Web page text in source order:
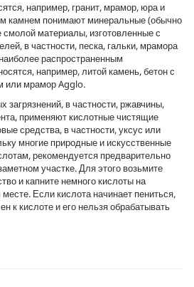
например, гранит, мрамор, юра и
камнем понимают минеральные (обычно
материалы, изготовленные с
в частности, песка, гальки, мрамора
распространенным
например, литой камень, бетон с
или мрамор Agglo.
в частности, ржавчины,
применяют кислотные чистящие
средства, в частности, уксус или
многие природные и искусственные
рекомендуется предварительно
участке. Для этого возьмите
и капните немного кислоты на
Если кислота начинает пениться,
к кислоте и его нельзя обрабатывать